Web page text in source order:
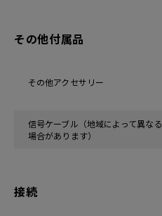
その他付属品
その他アクセサリー
信号ケーブル（地域によって異なる
場合があります）
接続